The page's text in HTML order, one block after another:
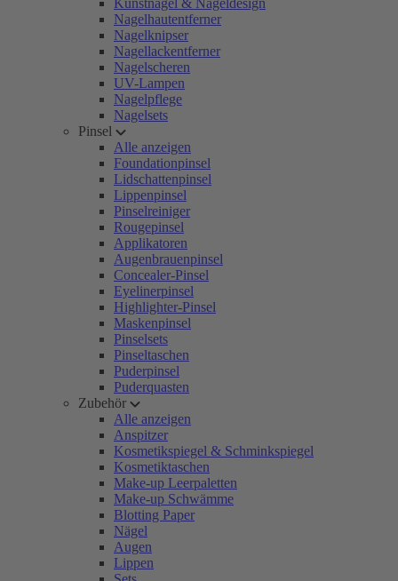
Kunstnägel & Nageldesign
Nagelhautentferner
Nagelknipser
Nagellackentferner
Nagelscheren
UV-Lampen
Nagelpflege
Nagelsets
Pinsel
Alle anzeigen
Foundationpinsel
Lidschattenpinsel
Lippenpinsel
Pinselreiniger
Rougepinsel
Applikatoren
Augenbrauenpinsel
Concealer-Pinsel
Eyelinerpinsel
Highlighter-Pinsel
Maskenpinsel
Pinselsets
Pinseltaschen
Puderpinsel
Puderquasten
Zubehör
Alle anzeigen
Anspitzer
Kosmetikspiegel & Schminkspiegel
Kosmetiktaschen
Make-up Leerpaletten
Make-up Schwämme
Blotting Paper
Nägel
Augen
Lippen